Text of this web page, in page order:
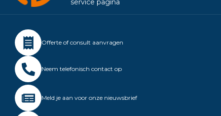
service pagina
Offerte of consult aanvragen
Neem telefonisch contact op
Meld je aan voor onze nieuwsbrief